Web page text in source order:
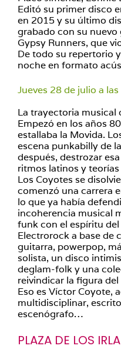
Editó su primer disco
en 2015 y su último
grabado con su nuevo
Gypsy Runners, que
De todo su repertorio
noche en formato
Jueves 28 de julio a
La trayectoria musical
Empezó en los años
estallaba la Movida.
escena punkabilly de
después, destrozar
ritmos latinos y
Los Coyotes se
comenzó una carrera
lo que ya había
incoherencia musical
funk con el espíritu
Electrorock a base de
guitarra, powerpop,
solista, un disco
deglam-folk y una
reivindicar la figura
Eso es Víctor Coyote,
multidisciplinar,
escenógrafo…
PLAZA DE LOS